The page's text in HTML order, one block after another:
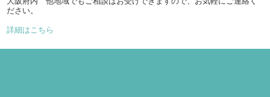
ださい。
詳細はこちら